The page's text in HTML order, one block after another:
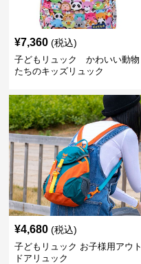
¥7,360 (税込)
子どもリュック かわいい動物
たちのキッズリュック
¥4,680 (税込)
子どもリュック お子様用アウト
ドアリュック